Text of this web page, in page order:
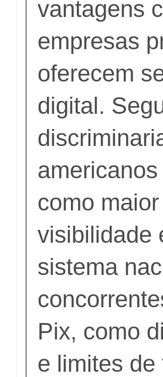
vantagens
empresas
oferecem
digital.
como
visibilidade
sistema
Pix, como
e limites de